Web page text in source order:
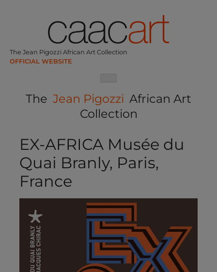
The Jean Pigozzi African Art Collection
The Jean Pigozzi African Art
Collection
EX-AFRICA Musée du
Quai Branly, Paris,
France